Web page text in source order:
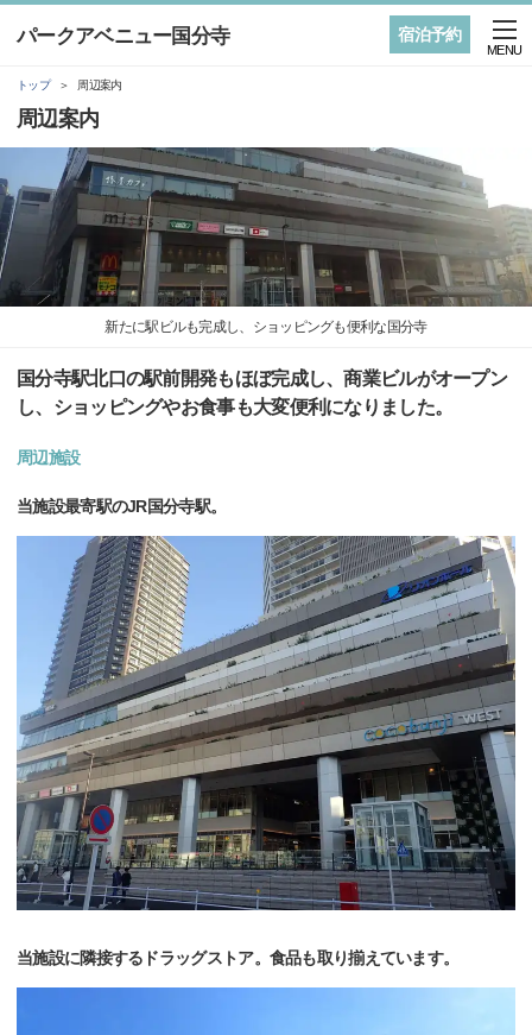
宿泊予約
パークアベニュー国分寺
MENU
トップ 周辺案内
周辺案内
新たに駅ビルも完成し、ショッピングも便利な国分寺
国分寺駅北口の駅前開発もほぼ完成し、商業ビルがオープン
し、ショッピングやお食事も大変便利になりました。
周辺施設
当施設最寄駅のJR国分寺駅。
当施設に隣接するドラッグストア。食品も取り揃えています。